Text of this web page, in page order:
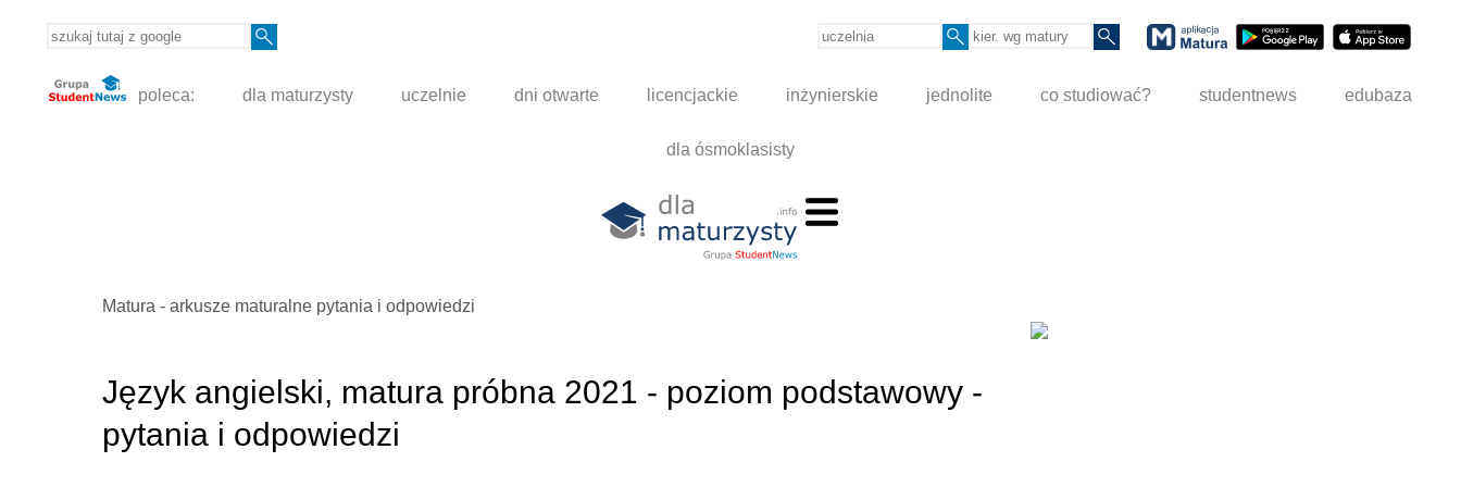
poleca: dla maturzysty uczelnie dni otwarte licencjackie inżynierskie jednolite co studiować? studentnews edubaza
dla ósmoklasisty
Matura - arkusze maturalne pytania i odpowiedzi
Język angielski, matura próbna 2021 - poziom podstawowy -
pytania i odpowiedzi